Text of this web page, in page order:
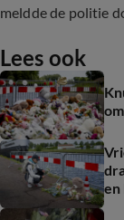
meldde de politie
Lees ook
en